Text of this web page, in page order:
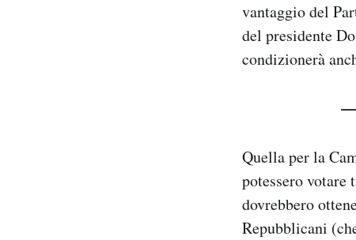
vantaggio del
del presidente
condizionerà
—
Quella per la
potessero
dovrebbero
Repubblicani